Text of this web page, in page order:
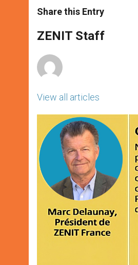
t
s
p
p
s
e
g
e
e
b
o
k
Share this Entry
ZENIT Staff
View all articles